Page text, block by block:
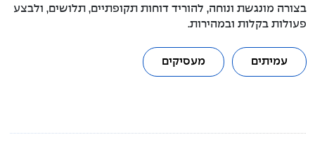
בצורה מונגשת ונוחה, להוריד דוחות תקופתיים, תלושים, ולבצע
פעולות בקלות ובמהירות.
עמיתים מעסיקים